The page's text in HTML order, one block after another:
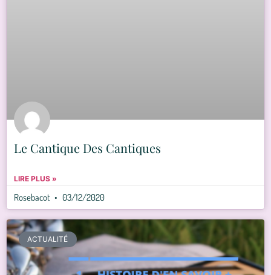
Le Cantique Des Cantiques
LIRE PLUS »
Rosebacot 03/12/2020
ACTUALITÉ